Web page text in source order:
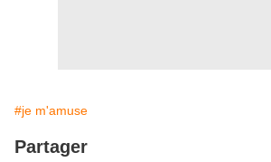
#je m'amuse
Partager